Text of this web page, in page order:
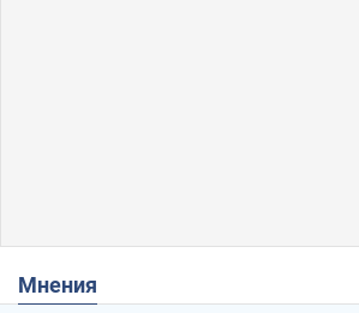
Мнения